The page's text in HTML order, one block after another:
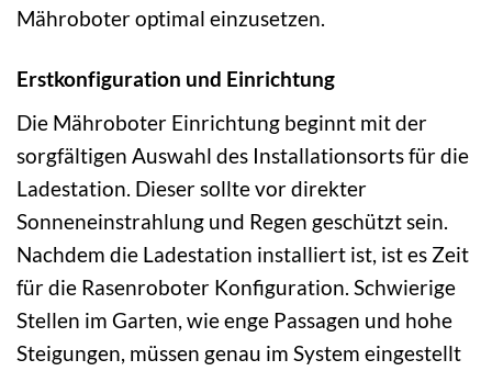
Mähroboter optimal einzusetzen.
Erstkonfiguration und Einrichtung
Die Mähroboter Einrichtung beginnt mit der
sorgfältigen Auswahl des Installationsorts für die
Ladestation. Dieser sollte vor direkter
Sonneneinstrahlung und Regen geschützt sein.
Nachdem die Ladestation installiert ist, ist es Zeit
für die Rasenroboter Konfiguration. Schwierige
Stellen im Garten, wie enge Passagen und hohe
Steigungen, müssen genau im System eingestellt